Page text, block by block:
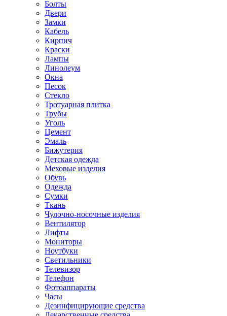
Болты
Двери
Замки
Кабель
Кирпич
Краски
Лампы
Линолеум
Окна
Песок
Стекло
Тротуарная плитка
Трубы
Уголь
Цемент
Эмаль
Бижутерия
Детская одежда
Меховые изделия
Обувь
Одежда
Сумки
Ткань
Чулочно-носочные изделия
Вентилятор
Лифты
Мониторы
Ноутбуки
Светильники
Телевизор
Телефон
Фотоаппараты
Часы
Дезинфицирующие средства